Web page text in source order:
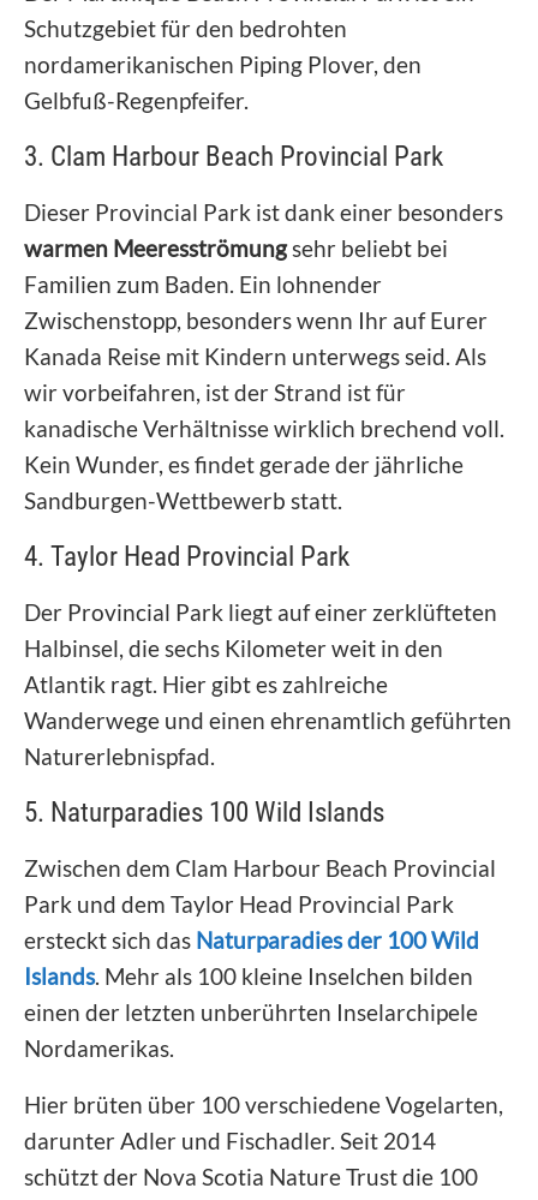
Schutzgebiet für den bedrohten
nordamerikanischen Piping Plover, den
Gelbfuß-Regenpfeifer.
3. Clam Harbour Beach Provincial Park
Dieser Provincial Park ist dank einer besonders
warmen Meeresströmungsehr beliebt bei
Familien zum Baden. Ein lohnender
Zwischenstopp, besonders wenn Ihr auf Eurer
Kanada Reise mit Kindern unterwegs seid. Als
wir vorbeifahren, ist der Strand ist für
kanadische Verhältnisse wirklich brechend voll.
Kein Wunder, es findet gerade der jährliche
Sandburgen-Wettbewerb statt.
4. Taylor Head Provincial Park
Der Provincial Park liegt auf einer zerklüfteten
Halbinsel, die sechs Kilometer weit in den
Atlantik ragt. Hier gibt es zahlreiche
Wanderwege und einen ehrenamtlich geführten
Naturerlebnispfad.
5. Naturparadies 100 Wild Islands
Zwischen dem Clam Harbour Beach Provincial
Park und dem Taylor Head Provincial Park
ersteckt sich das Naturparadies der 100 Wild
Islands. Mehr als 100 kleine Inselchen bilden
einen der letzten unberührten Inselarchipele
Nordamerikas.
Hier brüten über 100 verschiedene Vogelarten,
darunter Adler und Fischadler. Seit 2014
schützt der Nova Scotia Nature Trust die 100